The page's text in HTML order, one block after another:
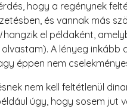
hogy a regénynek
és vannak más
hangzik el példaként,
A lényeg inkább
éppen nem
nem kell feltétlenül
úgy, hogy sosem